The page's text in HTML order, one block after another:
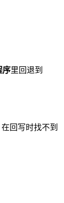
序里回退到
回写时找不到